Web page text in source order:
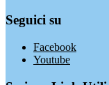
Seguici su
Facebook
Youtube